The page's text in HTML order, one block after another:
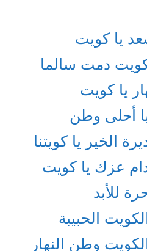
يا كويت
دمت سالما
يا كويت
أحلى وطن
الخير يا كويتنا
عزك يا كويت
للأبد
الحبيبة
وطن النهار